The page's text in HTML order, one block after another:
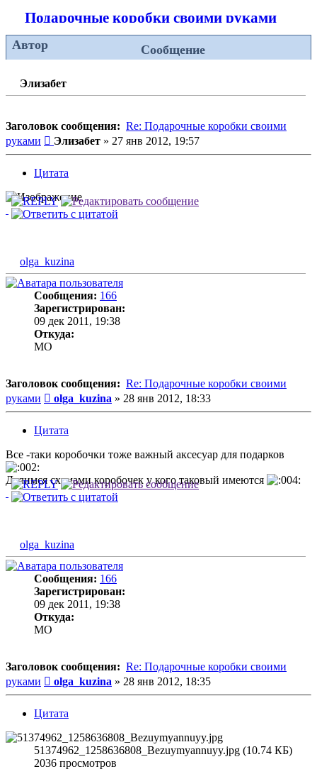
Подарочные коробки своими руками
Автор Сообщение
Элизабет
Заголовок сообщения: Re: Подарочные коробки своими
руками
Сообщение
Элизабет » 27 янв 2012, 19:57
Цитата
olga_kuzina
Сообщения: 166
Зарегистрирован:
09 дек 2011, 19:38
Откуда:
MO
Заголовок сообщения: Re: Подарочные коробки своими
руками
Сообщение
olga_kuzina » 28 янв 2012, 18:33
Цитата
Все -таки коробочки тоже важный аксесуар для подарков
Делимся схемами коробочек у кого таковый имеются
olga_kuzina
Сообщения: 166
Зарегистрирован:
09 дек 2011, 19:38
Откуда:
MO
Заголовок сообщения: Re: Подарочные коробки своими
руками
Сообщение
olga_kuzina » 28 янв 2012, 18:35
Цитата
51374962_1258636808_Bezuymyannuyy.jpg (10.74 КБ)
2036 просмотров